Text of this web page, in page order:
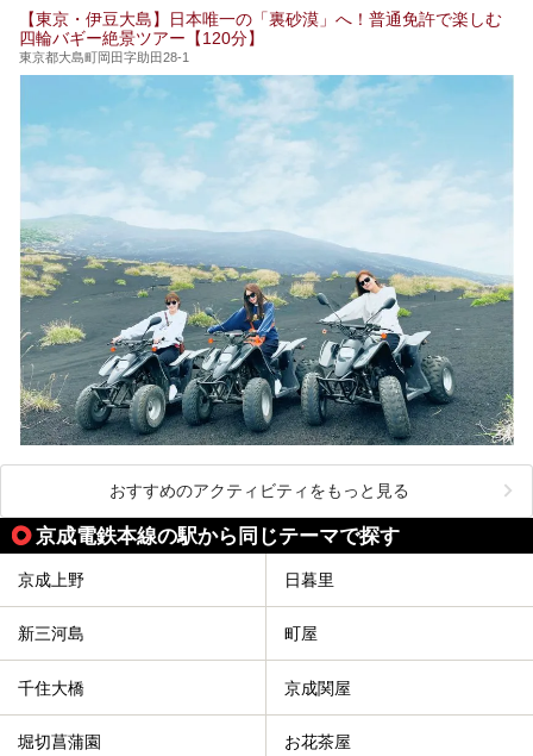
24時間営業で宿泊できる施設や、1,000円以下で楽しめる安
い施設、デートや休日レジャーにもぴったりなエンタメ要素
が充実した施設など、利用のシーンに合わせて参考にしてく
ださい。
【東京・伊豆大島】日本唯一の「裏砂漠」へ！普通免許で楽しむ
四輪バギー絶景ツアー【120分】
東京都大島町岡田字助田28-1
おすすめのアクティビティをもっと見る
京成電鉄本線の駅から同じテーマで探す
京成上野 日暮里
新三河島 町屋
千住大橋 京成関屋
堀切菖蒲園 お花茶屋